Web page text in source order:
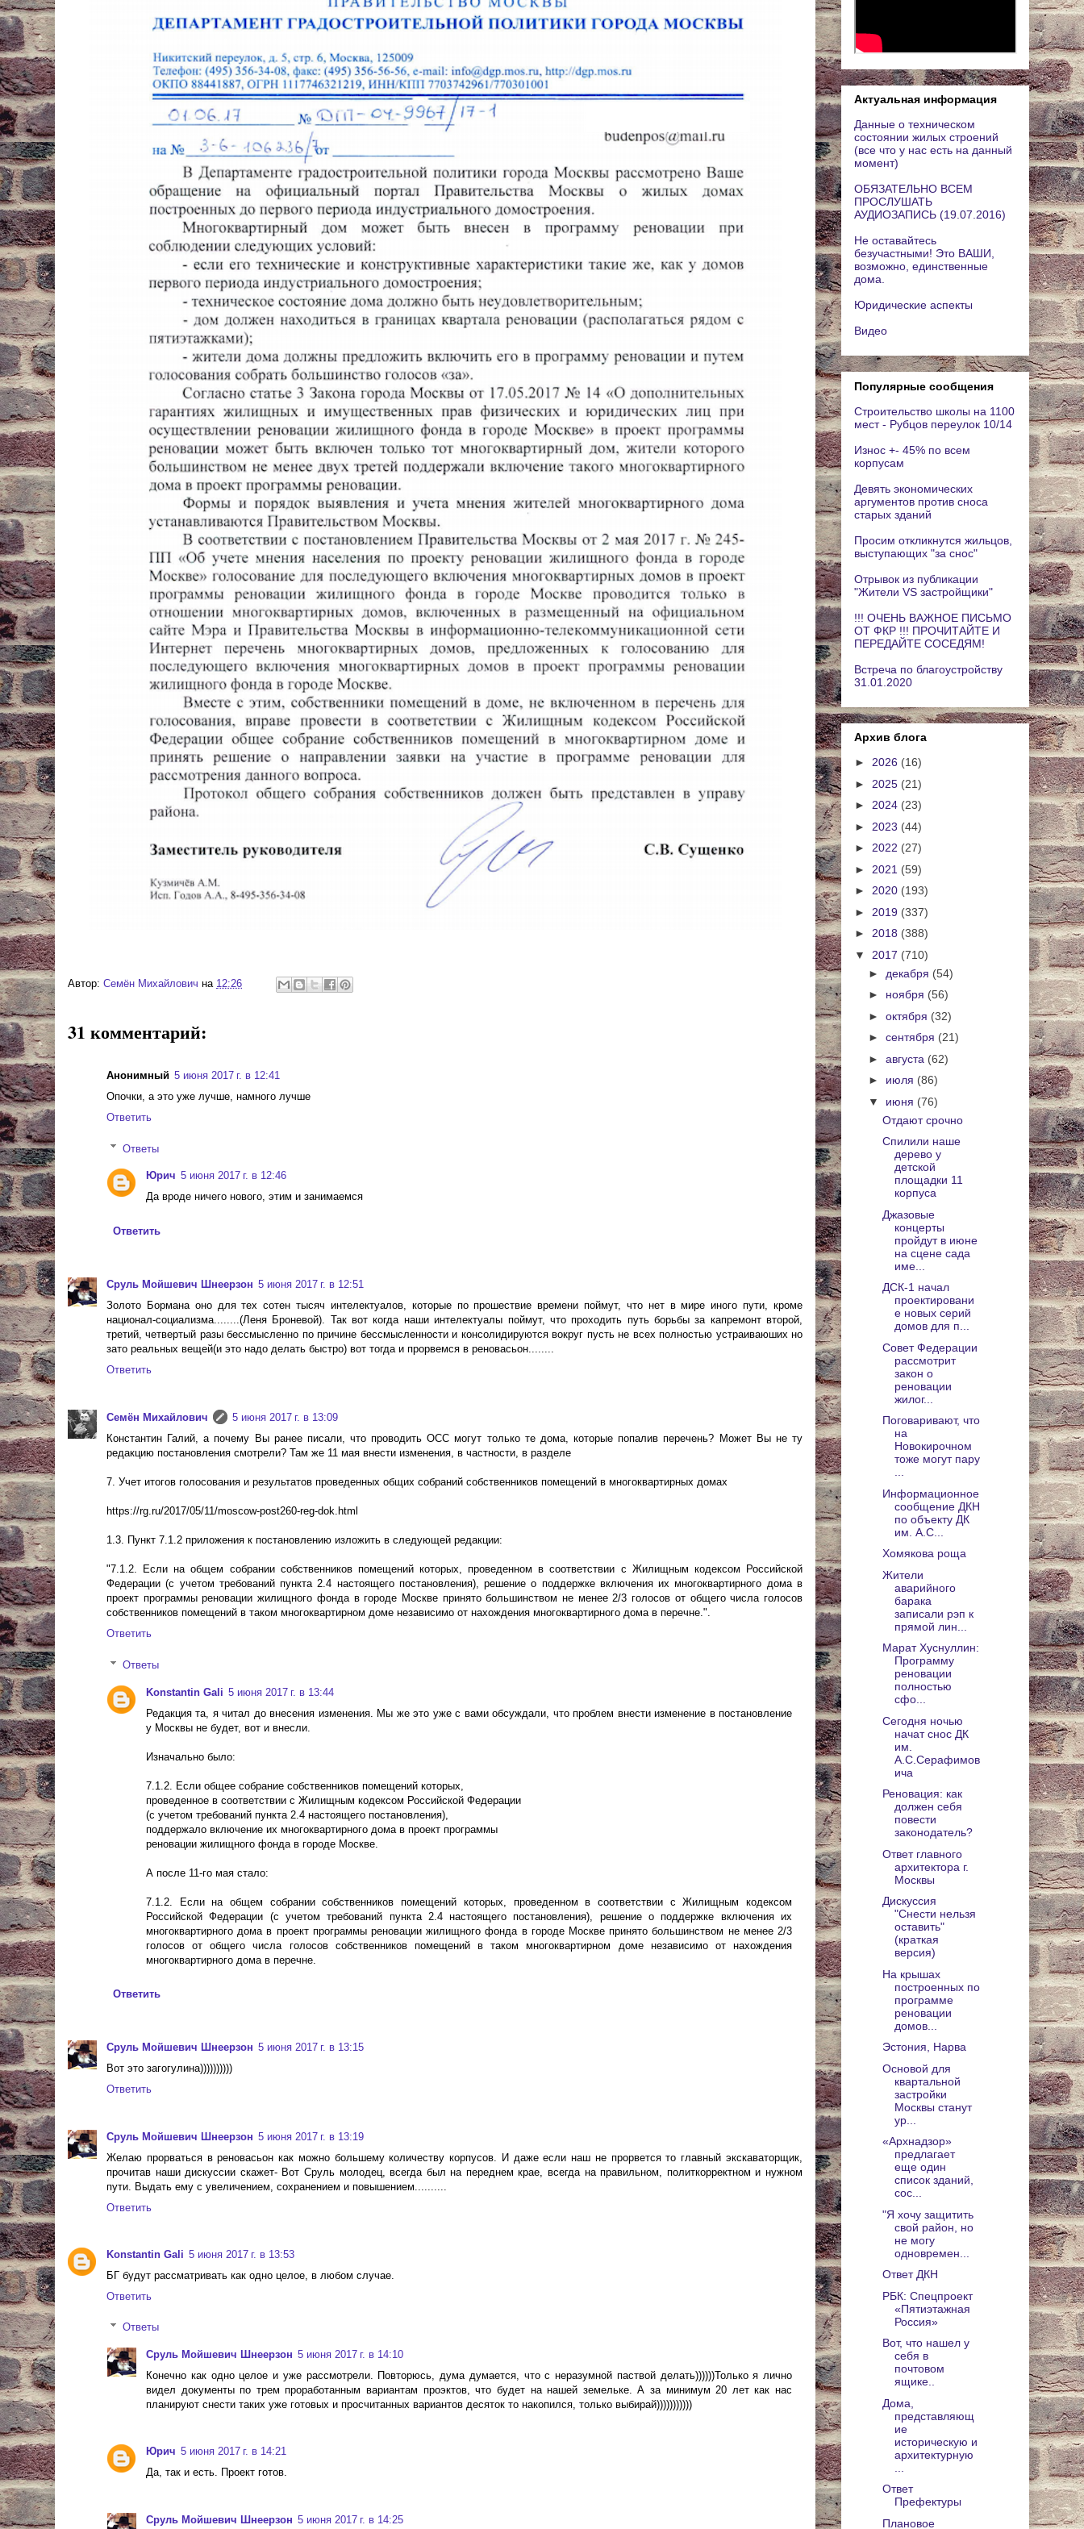
Автор: Cемён Михайлович на 12:26
31 комментарий:
Анонимный 5 июня 2017 г. в 12:41
Опочки, а это уже лучше, намного лучше
Ответить
Ответы
Юрич 5 июня 2017 г. в 12:46
Да вроде ничего нового, этим и занимаемся
Ответить
Сруль Мойшевич Шнеерзон 5 июня 2017 г. в 12:51
Золото Бормана оно для тех сотен тысяч интелектуалов, которые по прошествие времени поймут, что нет в мире иного пути, кроме
национал-социализма........(Леня Броневой). Так вот когда наши интелектуалы поймут, что проходить путь борьбы за капремонт второй,
третий, четвертый разы бессмысленно по причине бессмысленности и консолидируются вокруг пусть не всех полностью устраиваюших но
зато реальных вещей(и это надо делать быстро) вот тогда и прорвемся в реновасьон........
Ответить
Cемён Михайлович
5 июня 2017 г. в 13:09
Константин Галий, а почему Вы ранее писали, что проводить ОСС могут только те дома, которые попалив перечень? Может Вы не ту
редакцию постановления смотрели? Там же 11 мая внести изменения, в частности, в разделе
7. Учет итогов голосования и результатов проведенных общих собраний собственников помещений в многоквартирных домах
https://rg.ru/2017/05/11/moscow-post260-reg-dok.html
1.3. Пункт 7.1.2 приложения к постановлению изложить в следующей редакции:
"7.1.2. Если на общем собрании собственников помещений которых, проведенном в соответствии с Жилищным кодексом Российской
Федерации (с учетом требований пункта 2.4 настоящего постановления), решение о поддержке включения их многоквартирного дома в
проект программы реновации жилищного фонда в городе Москве принято большинством не менее 2/3 голосов от общего числа голосов
собственников помещений в таком многоквартирном доме независимо от нахождения многоквартирного дома в перечне.".
Ответить
Ответы
Konstantin Gali 5 июня 2017 г. в 13:44
Редакция та, я читал до внесения изменения. Мы же это уже с вами обсуждали, что проблем внести изменение в постановление
у Москвы не будет, вот и внесли.
Изначально было:
7.1.2. Если общее собрание собственников помещений которых,
проведенное в соответствии с Жилищным кодексом Российской Федерации
(с учетом требований пункта 2.4 настоящего постановления),
поддержало включение их многоквартирного дома в проект программы
реновации жилищного фонда в городе Москве.
А после 11-го мая стало:
7.1.2. Если на общем собрании собственников помещений которых, проведенном в соответствии с Жилищным кодексом
Российской Федерации (с учетом требований пункта 2.4 настоящего постановления), решение о поддержке включения их
многоквартирного дома в проект программы реновации жилищного фонда в городе Москве принято большинством не менее 2/3
голосов от общего числа голосов собственников помещений в таком многоквартирном доме независимо от нахождения
многоквартирного дома в перечне.
Ответить
Сруль Мойшевич Шнеерзон 5 июня 2017 г. в 13:15
Вот это загогулина))))))))))
Ответить
Сруль Мойшевич Шнеерзон 5 июня 2017 г. в 13:19
Желаю прорваться в реновасьон как можно большему количеству корпусов. И даже если наш не прорвется то главный экскаваторщик,
прочитав наши дискуссии скажет- Вот Сруль молодец, всегда был на переднем крае, всегда на правильном, политкорректном и нужном
пути. Выдать ему с увеличением, сохранением и повышением..........
Ответить
Konstantin Gali 5 июня 2017 г. в 13:53
БГ будут рассматривать как одно целое, в любом случае.
Ответить
Ответы
Сруль Мойшевич Шнеерзон 5 июня 2017 г. в 14:10
Конечно как одно целое и уже рассмотрели. Повторюсь, дума думается, что с неразумной паствой делать))))))Только я лично
видел документы по трем проработанным вариантам проэктов, что будет на нашей земельке. А за минимум 20 лет как нас
планируют снести таких уже готовых и просчитанных вариантов десяток то накопился, только выбирай)))))))))))
Юрич 5 июня 2017 г. в 14:21
Да, так и есть. Проект готов.
Сруль Мойшевич Шнеерзон 5 июня 2017 г. в 14:25
Актуальная информация
Данные о техническом
состоянии жилых строений
(все что у нас есть на данный
момент)
ОБЯЗАТЕЛЬНО ВСЕМ
ПРОСЛУШАТЬ
АУДИОЗАПИСЬ (19.07.2016)
Не оставайтесь
безучастными! Это ВАШИ,
возможно, единственные
дома.
Юридические аспекты
Видео
Популярные сообщения
Строительство школы на 1100
мест - Рубцов переулок 10/14
Износ +- 45% по всем
корпусам
Девять экономических
аргументов против сноса
старых зданий
Просим откликнутся жильцов,
выступающих "за снос"
Отрывок из публикации
"Жители VS застройщики"
!!! ОЧЕНЬ ВАЖНОЕ ПИСЬМО
ОТ ФКР !!! ПРОЧИТАЙТЕ И
ПЕРЕДАЙТЕ СОСЕДЯМ!
Встреча по благоустройству
31.01.2020
Архив блога
► 2026 (16)
► 2025 (21)
► 2024 (23)
► 2023 (44)
► 2022 (27)
► 2021 (59)
► 2020 (193)
► 2019 (337)
► 2018 (388)
▼ 2017 (710)
► декабря (54)
► ноября (56)
► октября (32)
► сентября (21)
► августа (62)
► июля (86)
▼ июня (76)
Отдают срочно
Спилили наше
дерево у
детской
площадки 11
корпуса
Джазовые
концерты
пройдут в июне
на сцене сада
име...
ДСК-1 начал
проектировани
е новых серий
домов для п...
Совет Федерации
рассмотрит
закон о
реновации
жилог...
Поговаривают, что
на
Новокирочном
тоже могут пару
Информационное
сообщение ДКН
по объекту ДК
им. А.С...
Хомякова роща
Жители
аварийного
барака
записали рэп к
прямой лин...
Марат Хуснуллин:
Программу
реновации
полностью
сфо...
Сегодня ночью
начат снос ДК
им.
А.С.Серафимов
ича
Реновация: как
должен себя
повести
законодатель?
Ответ главного
архитектора г.
Москвы
Дискуссия
"Снести нельзя
оставить"
(краткая
версия)
На крышах
построенных по
программе
реновации
домов...
Эстония, Нарва
Основой для
квартальной
застройки
Москвы станут
ур...
«Архнадзор»
предлагает
еще один
список зданий,
сос...
"Я хочу защитить
свой район, но
не могу
одновремен...
Ответ ДКН
РБК: Спецпроект
«Пятиэтажная
Россия»
Вот, что нашел у
себя в
почтовом
ящике..
Дома,
представляющ
ие
историческую и
архитектурную
Ответ
Префектуры
Плановое